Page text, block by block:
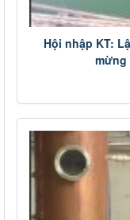
Hội nhập KT:
mừng